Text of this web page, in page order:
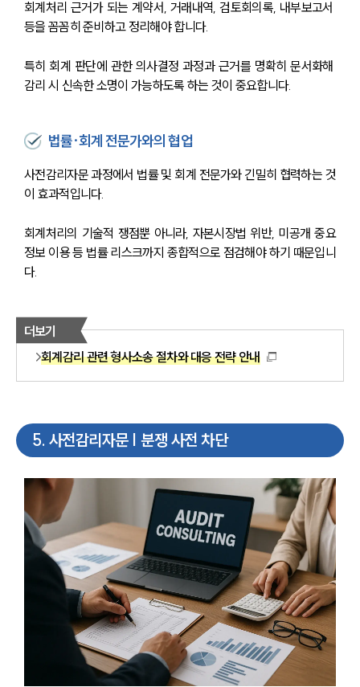
회계처리 근거가 되는 계약서, 거래내역, 검토회의록, 내부보고서
등을 꼼꼼히 준비하고 정리해야 합니다.
특히 회계 판단에 관한 의사결정 과정과 근거를 명확히 문서화해
감리 시 신속한 소명이 가능하도록 하는 것이 중요합니다.
법률·회계 전문가와의 협업
사전감리자문 과정에서 법률 및 회계 전문가와 긴밀히 협력하는 것
이 효과적입니다.
회계처리의 기술적 쟁점뿐 아니라, 자본시장법 위반, 미공개 중요
정보 이용 등 법률 리스크까지 종합적으로 점검해야 하기 때문입니
다.
더보기
회계감리 관련 형사소송 절차와 대응 전략 안내
5. 사전감리자문 | 분쟁 사전 차단